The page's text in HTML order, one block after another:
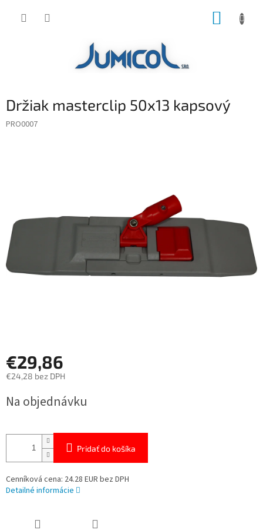
Držiak masterclip 50x13 kapsový
PRO0007
€29,86
€24,28 bez DPH
cena:
Na objednávku
Pridať do košíka
Cenníková cena: 24.28 EUR bez DPH
Detailné informácie